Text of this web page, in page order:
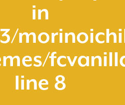
in
line 8